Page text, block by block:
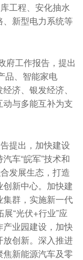
工程、安化抽水
新型电力系统等
府工作报告，提出
品、智能家电
济、银发经济、
与多能互补为支
提出，加快建设
车“皖军”技术和
发展生态，打造
新中心。加快建
群，实施新一代
“光伏+行业”应
业园建设，加快
创新。深入推进
新能源汽车及零